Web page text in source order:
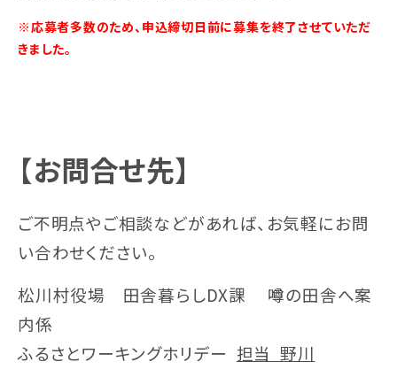
※応募者多数のため、申込締切日前に募集を終了させていただ
きました。
【お問合せ先】
ご不明点やご相談などがあれば、お気軽にお問
い合わせください。
松川村役場 田舎暮らしDX課 噂の田舎へ案
内係
ふるさとワーキングホリデー 担当 野川